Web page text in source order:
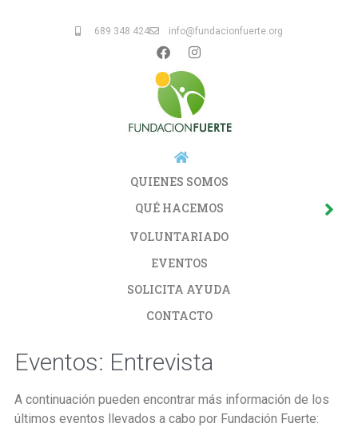
689 348 424 info@fundacionfuerte.org
QUIENES SOMOS
QUÉ HACEMOS
VOLUNTARIADO
EVENTOS
SOLICITA AYUDA
CONTACTO
Eventos: Entrevista
A continuación pueden encontrar más información de los
últimos eventos llevados a cabo por Fundación Fuerte: